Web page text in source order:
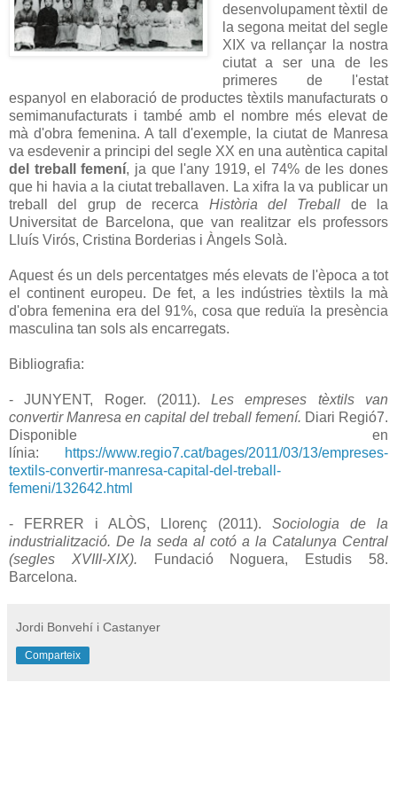
desenvolupament tèxtil de
la segona meitat del segle
XIX va rellançar la nostra
ciutat a ser una de les
primeres de l'estat
espanyol en elaboració de productes tèxtils manufacturats o
semimanufacturats i també amb el nombre més elevat de
mà d'obra femenina. A tall d'exemple, la ciutat de Manresa
va esdevenir a principi del segle XX en una autèntica capital
del treball femení, ja que l'any 1919, el 74% de les dones
que hi havia a la ciutat treballaven. La xifra la va publicar un
treball del grup de recerca Història del Treball de la
Universitat de Barcelona, que van realitzar els professors
Lluís Virós, Cristina Borderias i Àngels Solà.
Aquest és un dels percentatges més elevats de l'època a tot
el continent europeu. De fet, a les indústries tèxtils la mà
d'obra femenina era del 91%, cosa que reduïa la presència
masculina tan sols als encarregats.
Bibliografia:
- JUNYENT, Roger. (2011).Les empreses tèxtils van
convertir Manresa en capital del treball femení. Diari Regió7.
Disponible en
línia:
https://www.regio7.cat/bages/2011/03/13/empreses-
textils-convertir-manresa-capital-del-treball-
femeni/132642.html
- FERRER i ALÒS, Llorenç (2011). Sociologia de la
industrialització. De la seda al cotó a la Catalunya Central
(segles XVIII-XIX).
Fundació Noguera, Estudis 58.
Barcelona.
Jordi Bonvehí i Castanyer
Comparteix